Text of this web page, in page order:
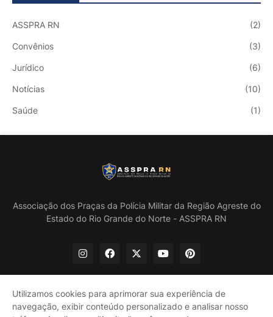
ASSPRA RN (2)
Convênios (3)
Jurídico (6)
Notícias (10)
Saúde (1)
Associação dos Praças da Polícia Militar da Região Agreste do
Estado do Rio Grande do Norte - ASSPRA RN
Início Quem Somos Política de Privacidade
Utilizamos cookies para aprimorar sua experiência de
navegação, exibir conteúdo personalizado e analisar nosso